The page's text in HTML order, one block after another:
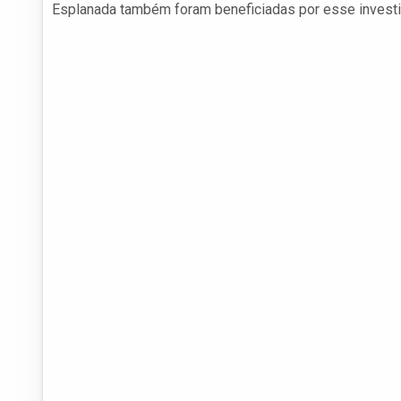
Esplanada também foram beneficiadas por esse